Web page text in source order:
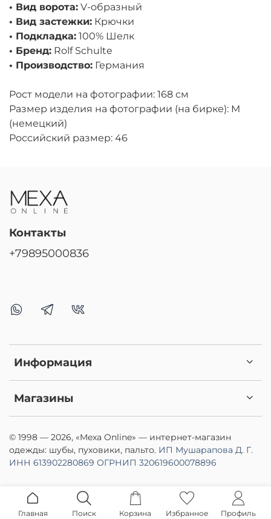
• Вид ворота: V-образный
• Вид застежки: Крючки
• Подкладка: 100% Шелк
• Бренд: Rolf Schulte
• Производство: Германия
Рост модели на фотографии: 168 см
Размер изделия на фотографии (на бирке): M
(немецкий)
Российский размер: 46
Информация
Магазины
Контакты
+79895000836
© 1998 — 2026, «Mexa Online» — интернет-магазин
одежды: шубы, пуховики, пальто. ИП Мушарапова Д. Г.
ИНН 613902280869 ОГРНИП 320619600078896
Главная Поиск Корзина Избранное Профиль